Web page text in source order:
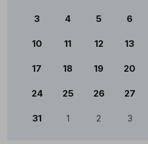
3 4 5 6
10 11 12 13
17 18 19 20
24 25 26 27
31 1 2 3